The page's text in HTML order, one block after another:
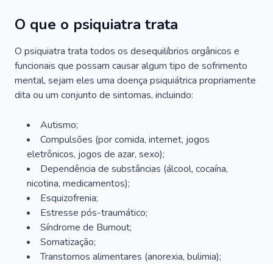
O que o psiquiatra trata
O psiquiatra trata todos os desequilíbrios orgânicos e
funcionais que possam causar algum tipo de sofrimento
mental, sejam eles uma doença psiquiátrica propriamente
dita ou um conjunto de sintomas, incluindo:
Autismo;
Compulsões (por comida, internet, jogos
eletrônicos, jogos de azar, sexo);
Dependência de substâncias (álcool, cocaína,
nicotina, medicamentos);
Esquizofrenia;
Estresse pós-traumático;
Síndrome de Burnout;
Somatização;
Transtornos alimentares (anorexia, bulimia);